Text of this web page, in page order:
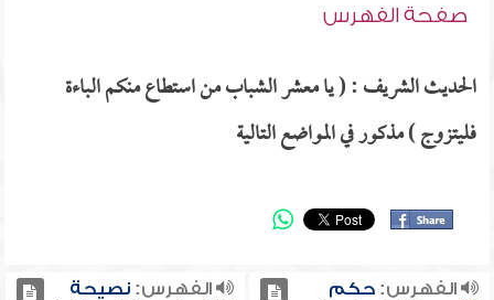
صفحة الفهرس
الحديث الشريف : ( يا معشر الشباب من استطاع منكم الباءة
فليتزوج ) مذكور في المواضع التالية
الفهرس:حكم
الفهرس:نصيحة